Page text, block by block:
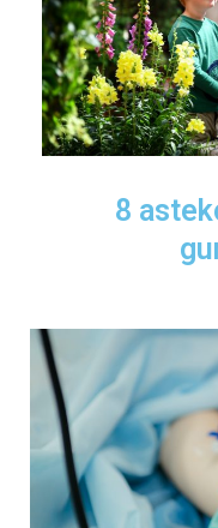
8